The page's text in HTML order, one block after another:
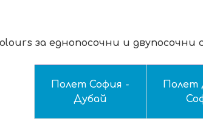
за еднопосочни и двупосочни
Полет София -
Дубай
Полет